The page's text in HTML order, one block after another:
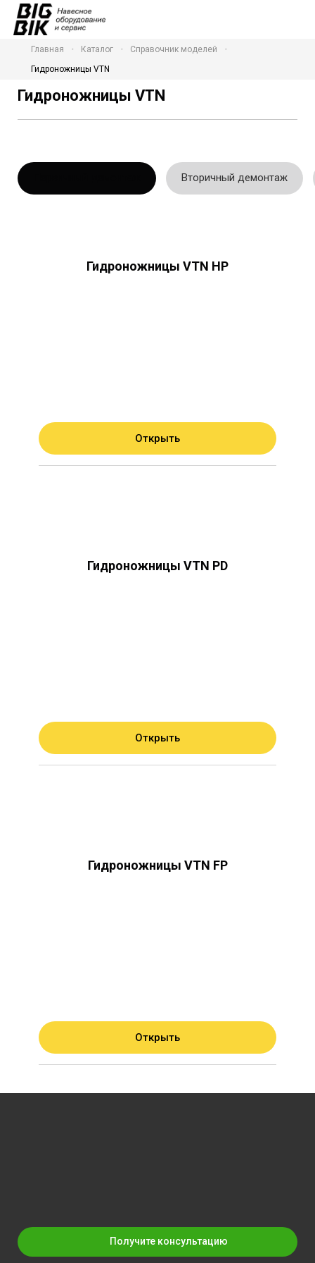
Главная Каталог
Справочник моделей
Гидроножницы VTN
Гидроножницы VTN
Вторичный демонтаж
Гидроножницы VTN HP
Открыть
Гидроножницы VTN PD
Открыть
Гидроножницы VTN FP
Открыть
Получите консультацию